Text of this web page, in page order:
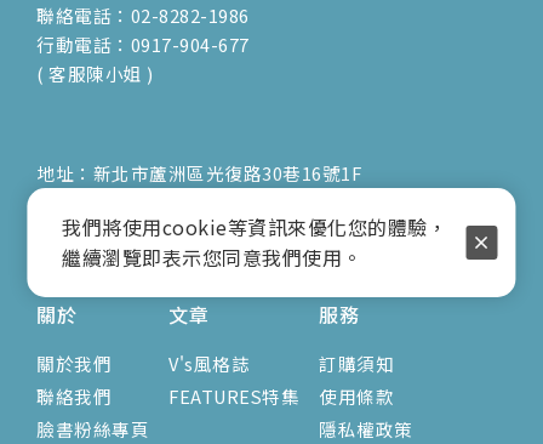
聯絡電話：02-8282-1986
行動電話：0917-904-677
( 客服陳小姐 )
地址：新北市蘆洲區光復路30巷16號1F
營業時間：9:00am-17:00pm
( 公休日詳見臉書粉專置頂文 )
關於
關於我們
聯絡我們
臉書粉絲專頁
文章
V's風格誌
FEATURES特集
服務
訂購須知
使用條款
隱私權政策
我們將使用cookie等資訊來優化您的體驗，
繼續瀏覽即表示您同意我們使用。